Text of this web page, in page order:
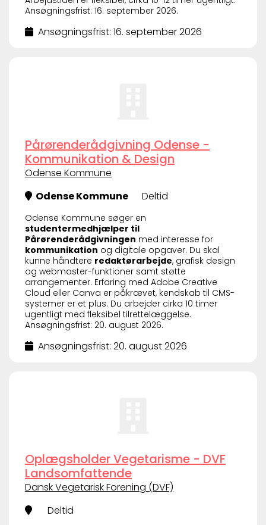
Ansøgningsfrist: 16. september 2026.
Ansøgningsfrist: 16. september 2026
Pårørenderådgivning Odense -
Kommunikation & Design
Odense Kommune
Odense Kommune
Deltid
Odense Kommune søger en
studentermedhjælper til
Pårørenderådgivningen med interesse for
kommunikation og digitale opgaver. Du skal
kunne håndtere redaktørarbejde, grafisk design
og webmaster-funktioner samt støtte
arrangementer. Erfaring med Adobe Creative
Cloud eller Canva er påkrævet, kendskab til CMS-
systemer er et plus. Du arbejder cirka 10 timer
ugentligt med fleksibel tilrettelæggelse.
Ansøgningsfrist: 20. august 2026.
Ansøgningsfrist: 20. august 2026
Oplægsholder Vegetarisme - DVF
Landsomfattende
Dansk Vegetarisk Forening (DVF)
Deltid